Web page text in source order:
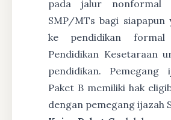
pada jalur nonformal
SMP/MTs bagi siapapun
ke pendidikan
Pendidikan Kesetaraan
pendidikan. Pemegang
Paket B memiliki hak
dengan pemegang ijazah